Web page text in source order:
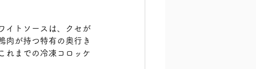
イトソースは、クセが
肉が持つ特有の奥行き
れまでの冷凍コロッケ